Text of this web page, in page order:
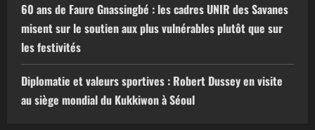
60 ans de Faure Gnassingbé : les cadres UNIR des Savanes
misent sur le soutien aux plus vulnérables plutôt que sur
les festivités
Diplomatie et valeurs sportives : Robert Dussey en visite
au siège mondial du Kukkiwon à Séoul